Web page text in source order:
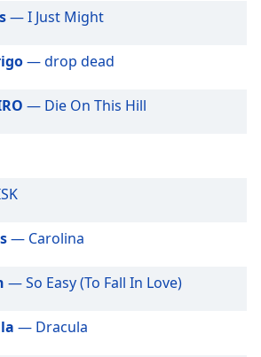
— I Just Might
— drop dead
— Die On This Hill
— Carolina
— So Easy (To Fall In Love)
— Dracula